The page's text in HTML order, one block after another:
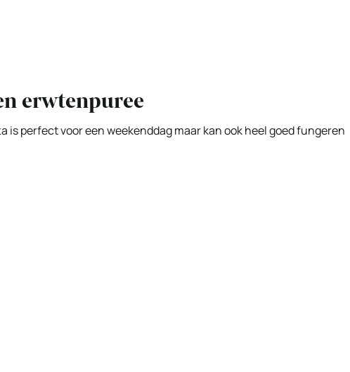
erwtenpuree
perfect voor een weekenddag maar kan ook heel goed fungeren